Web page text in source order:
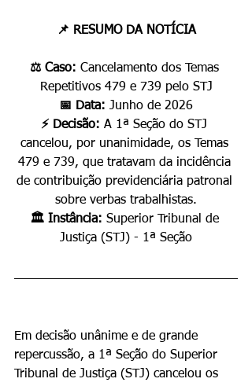
📌 RESUMO DA NOTÍCIA
⚖️ Caso: Cancelamento dos Temas
Repetitivos 479 e 739 pelo STJ
📅 Data: Junho de 2026
⚡ Decisão: A 1ª Seção do STJ
cancelou, por unanimidade, os Temas
479 e 739, que tratavam da incidência
de contribuição previdenciária patronal
sobre verbas trabalhistas.
🏛️ Instância: Superior Tribunal de
Justiça (STJ) - 1ª Seção
Em decisão unânime e de grande
repercussão, a 1ª Seção do Superior
Tribunal de Justiça (STJ) cancelou os